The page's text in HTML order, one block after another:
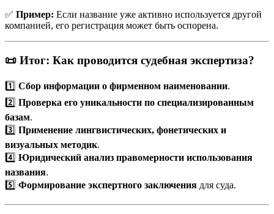
✅ Пример: Если название уже активно используется другой
компанией, его регистрация может быть оспорена.
📜 Итог: Как проводится судебная экспертиза?
1️⃣ Сбор информации о фирменном наименовании.
2️⃣ Проверка его уникальности по специализированным
базам.
3️⃣ Применение лингвистических, фонетических и
визуальных методик.
4️⃣ Юридический анализ правомерности использования
названия.
5️⃣ Формирование экспертного заключения для суда.